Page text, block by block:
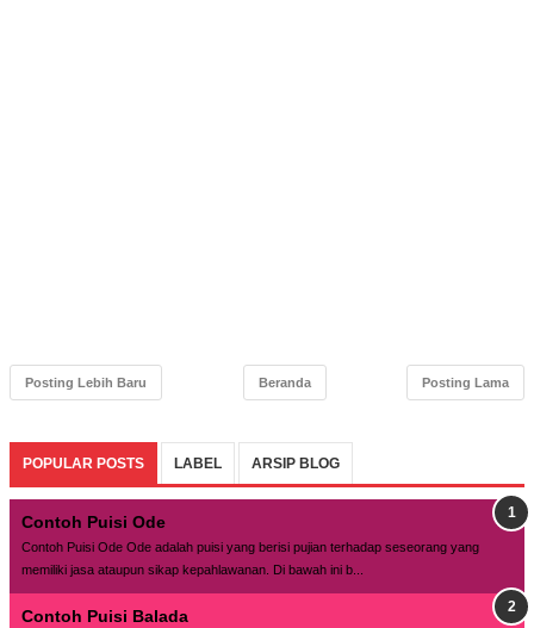
Posting Lebih Baru Posting Lama
Beranda
POPULAR POSTS LABEL ARSIP BLOG
Contoh Puisi Ode
Contoh Puisi Ode Ode adalah puisi yang berisi pujian terhadap seseorang yang
memiliki jasa ataupun sikap kepahlawanan. Di bawah ini b...
Contoh Puisi Balada